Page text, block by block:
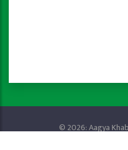
© 2026: Aagya